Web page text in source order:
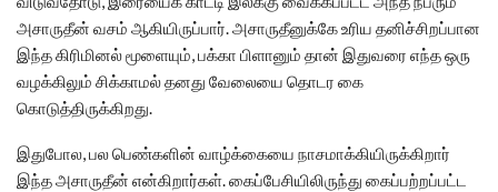
அசாருதீன் வசம் ஆகியிருப்பார். அசாருதீனுக்கே உரிய தனிச்சிறப்பான
இந்த கிரிமினல் மூளையும், பக்கா பிளானும் தான் இதுவரை எந்த ஒரு
வழக்கிலும் சிக்காமல் தனது வேலையை தொடர கை
கொடுத்திருக்கிறது.
இதுபோல, பல பெண்களின் வாழ்க்கையை நாசமாக்கியிருக்கிறார்
இந்த அசாருதீன் என்கிறார்கள். கைப்பேசியிலிருந்து கைப்பற்றப்பட்ட